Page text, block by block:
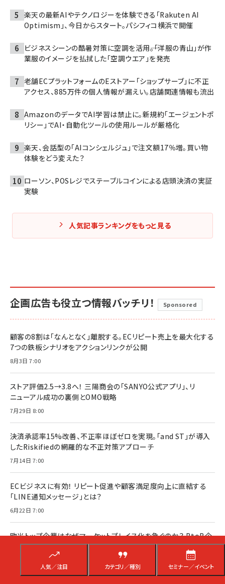
人気／注目 カテゴリ／種別 セミナー／イベント
楽天の最新AIやテクノロジーを体験できる「Rakuten AI
Optimism」、今日からスタート。パシフィコ横浜で開催
ビジネスシーンの酷暑対策に空調を活用――。「洋服の青山」が作
業服のイメージを払拭した「空調ウエア」を発売
老舗ECプラットフォームのEストアー「ショップサーブ」に不正
アクセス、885万件の個人情報が漏えい。店舗関連情報も流出
AmazonのデータでAI学習は禁止に。新規約「エージェントポ
リシー」でAI・自動化ツールの使用ルールが厳格化
楽天、会話型の「AIコンシェルジュ」で注文額17％増。買い物
体験をどう変えた？
ローソン、POSレジでステーブルコインによる店頭決済の実証
実験
人気記事ランキングをもっと見る
企画広告も役立つ情報バッチリ！ Sponsored
顧客の8割は「なんとなく」離脱する。ECリピート売上を最大化する
7つの鉄板シナリオをアクションリンクが公開
8月3日 7:00
ストア評価2.5→3.8へ！ 三陽商会の「SANYO公式アプリ」、リ
ニューアル成功の裏側とOMO戦略
7月29日 8:00
決済承認率15%改善、不正率ほぼゼロを実現。「and ST」が導入
したRiskifiedの網羅的な不正対策アプローチ
7月14日 7:00
ECビジネスに有効！ リピート促進や顧客満足度向上に直結する
「LINE通知メッセージ」とは？
6月22日 7:00
欧米トップ企業はなぜマーケットプレイス化を急ぐのか？ BtoB企
業の競争力を高める新潮流